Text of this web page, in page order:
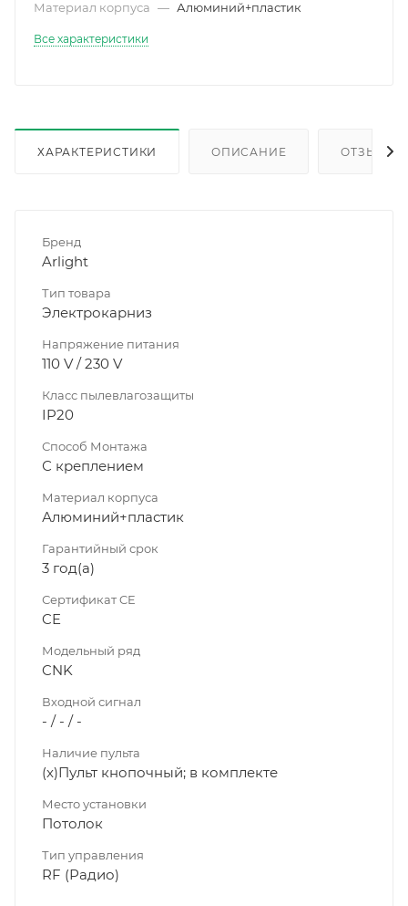
Материал корпуса — Алюминий+пластик
Все характеристики
ХАРАКТЕРИСТИКИ ОПИСАНИЕ ОТЗЫВЫ
Бренд
Arlight
Тип товара
Электрокарниз
Напряжение питания
110 V / 230 V
Класс пылевлагозащиты
IP20
Способ Монтажа
С креплением
Материал корпуса
Алюминий+пластик
Гарантийный срок
3 год(а)
Сертификат CE
CE
Модельный ряд
CNK
Входной сигнал
- / - / -
Наличие пульта
(x)Пульт кнопочный; в комплекте
Место установки
Потолок
Тип управления
RF (Радио)